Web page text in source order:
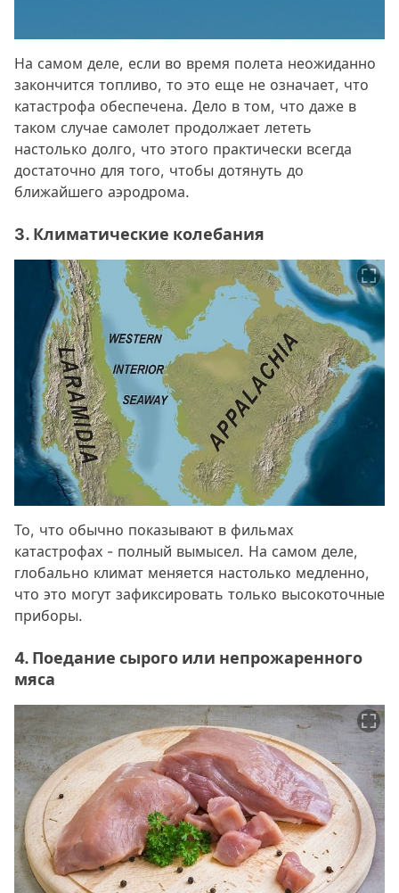
На самом деле, если во время полета неожиданно
закончится топливо, то это еще не означает, что
катастрофа обеспечена. Дело в том, что даже в
таком случае самолет продолжает лететь
настолько долго, что этого практически всегда
достаточно для того, чтобы дотянуть до
ближайшего аэродрома.
3. Климатические колебания
То, что обычно показывают в фильмах
катастрофах - полный вымысел. На самом деле,
глобально климат меняется настолько медленно,
что это могут зафиксировать только высокоточные
приборы.
4. Поедание сырого или непрожаренного
мяса